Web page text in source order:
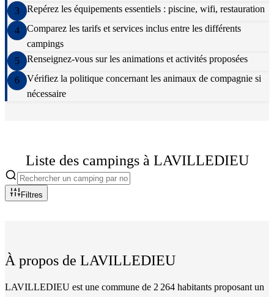
3
Repérez les équipements essentiels : piscine, wifi, restauration
4
Comparez les tarifs et services inclus entre les différents
campings
5
Renseignez-vous sur les animations et activités proposées
6
Vérifiez la politique concernant les animaux de compagnie si
nécessaire
Liste des campings à LAVILLEDIEU
Filtres
À propos de LAVILLEDIEU
LAVILLEDIEU est une commune de 2 264 habitants proposant un